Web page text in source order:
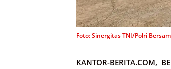
Foto: Sinergitas TNI/Polri
KANTOR-BERITA.COM,